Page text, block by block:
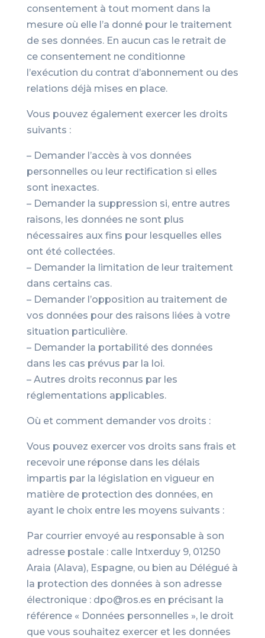
consentement à tout moment dans la
mesure où elle l’a donné pour le traitement
de ses données. En aucun cas le retrait de
ce consentement ne conditionne
l’exécution du contrat d’abonnement ou des
relations déjà mises en place.
Vous pouvez également exercer les droits
suivants :
– Demander l’accès à vos données
personnelles ou leur rectification si elles
sont inexactes.
– Demander la suppression si, entre autres
raisons, les données ne sont plus
nécessaires aux fins pour lesquelles elles
ont été collectées.
– Demander la limitation de leur traitement
dans certains cas.
– Demander l’opposition au traitement de
vos données pour des raisons liées à votre
situation particulière.
– Demander la portabilité des données
dans les cas prévus par la loi.
– Autres droits reconnus par les
réglementations applicables.
Où et comment demander vos droits :
Vous pouvez exercer vos droits sans frais et
recevoir une réponse dans les délais
impartis par la législation en vigueur en
matière de protection des données, en
ayant le choix entre les moyens suivants :
Par courrier envoyé au responsable à son
adresse postale : calle Intxerduy 9, 01250
Araia (Alava), Espagne, ou bien au Délégué à
la protection des données à son adresse
électronique : dpo@ros.es en précisant la
référence « Données personnelles », le droit
que vous souhaitez exercer et les données